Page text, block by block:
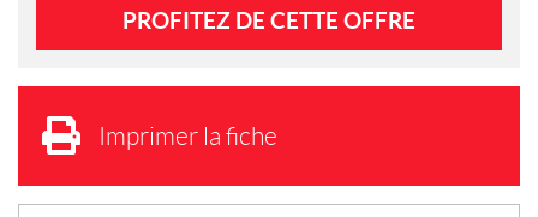
Imprimer la fiche